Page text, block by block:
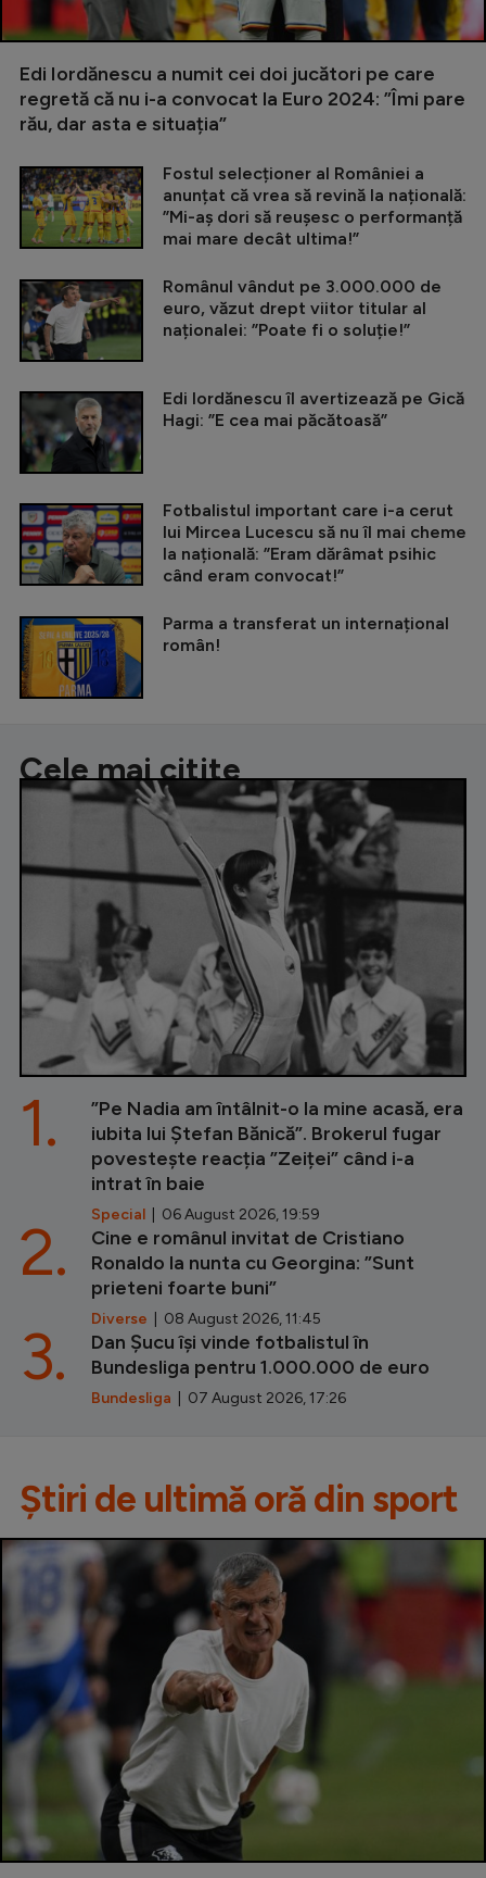
Edi Iordănescu a numit cei doi jucători pe care
regretă că nu i-a convocat la Euro 2024: ”Îmi pare
rău, dar asta e situația”
Fostul selecționer al României a
anunțat că vrea să revină la națională:
”Mi-aș dori să reușesc o performanță
mai mare decât ultima!”
Românul vândut pe 3.000.000 de
euro, văzut drept viitor titular al
naționalei: ”Poate fi o soluție!”
Edi Iordănescu îl avertizează pe Gică
Hagi: ”E cea mai păcătoasă”
Fotbalistul important care i-a cerut
lui Mircea Lucescu să nu îl mai cheme
la națională: ”Eram dărâmat psihic
când eram convocat!”
Parma a transferat un internațional
român!
Cele mai citite
”Pe Nadia am întâlnit-o la mine acasă, era
iubita lui Ștefan Bănică”. Brokerul fugar
povestește reacția ”Zeiței” când i-a
intrat în baie
Special | 06 August 2026, 19:59
1.
Cine e românul invitat de Cristiano
Ronaldo la nunta cu Georgina: ”Sunt
prieteni foarte buni”
Diverse | 08 August 2026, 11:45
2.
Dan Șucu își vinde fotbalistul în
Bundesliga pentru 1.000.000 de euro
Bundesliga | 07 August 2026, 17:26
3.
Știri de ultimă oră din sport